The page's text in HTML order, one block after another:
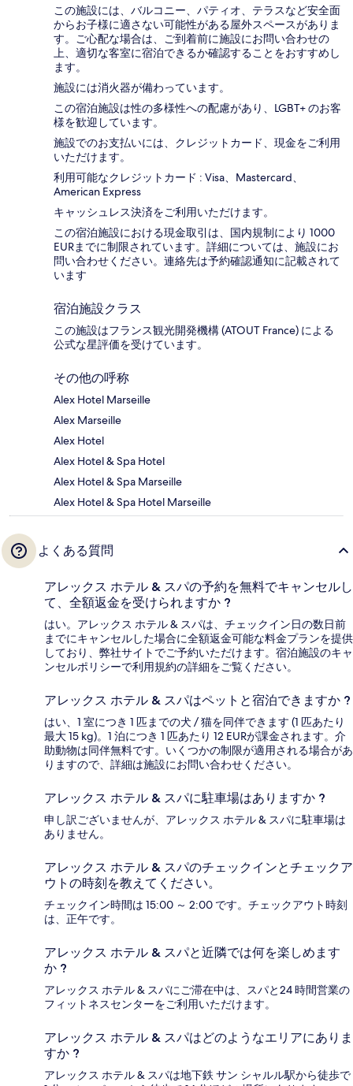
この施設には、バルコニー、パティオ、テラスなど安全面
からお子様に適さない可能性がある屋外スペースがありま
す。ご心配な場合は、ご到着前に施設にお問い合わせの
上、適切な客室に宿泊できるか確認することをおすすめし
ます。
施設には消火器が備わっています。
この宿泊施設は性の多様性への配慮があり、LGBT+ のお客
様を歓迎しています。
施設でのお支払いには、クレジットカード、現金をご利用
いただけます。
利用可能なクレジットカード : Visa、Mastercard、
American Express
キャッシュレス決済をご利用いただけます。
この宿泊施設における現金取引は、国内規制により 1000
EURまでに制限されています。詳細については、施設にお
問い合わせください。連絡先は予約確認通知に記載されて
います
宿泊施設クラス
この施設はフランス観光開発機構 (ATOUT France) による
公式な星評価を受けています。
その他の呼称
Alex Hotel Marseille
Alex Marseille
Alex Hotel
Alex Hotel & Spa Hotel
Alex Hotel & Spa Marseille
Alex Hotel & Spa Hotel Marseille
よくある質問
アレックス ホテル & スパの予約を無料でキャンセルし
て、全額返金を受けられますか ?
はい。アレックス ホテル & スパは、チェックイン日の数日前
までにキャンセルした場合に全額返金可能な料金プランを提供
しており、弊社サイトでご予約いただけます。宿泊施設のキャ
ンセルポリシーで利用規約の詳細をご覧ください。
アレックス ホテル & スパはペットと宿泊できますか ?
はい、1 室につき 1 匹までの犬 / 猫を同伴できます (1 匹あたり
最大 15 kg)。1 泊につき 1 匹あたり 12 EURが課金されます。介
助動物は同伴無料です。いくつかの制限が適用される場合があ
りますので、詳細は施設にお問い合わせください。
アレックス ホテル & スパに駐車場はありますか ?
申し訳ございませんが、アレックス ホテル & スパに駐車場は
ありません。
アレックス ホテル & スパのチェックインとチェックア
ウトの時刻を教えてください。
チェックイン時間は 15:00 ～ 2:00 です。チェックアウト時刻
は、正午です。
アレックス ホテル & スパと近隣では何を楽しめます
か ?
アレックス ホテル & スパにご滞在中は、スパと24 時間営業の
フィットネスセンターをご利用いただけます。
アレックス ホテル & スパはどのようなエリアにありま
すか ?
アレックス ホテル & スパは地下鉄 サン シャルル駅から徒歩で